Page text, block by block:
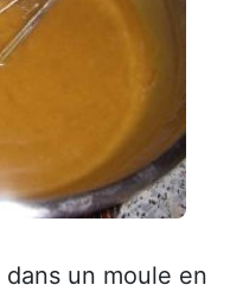
un moule en